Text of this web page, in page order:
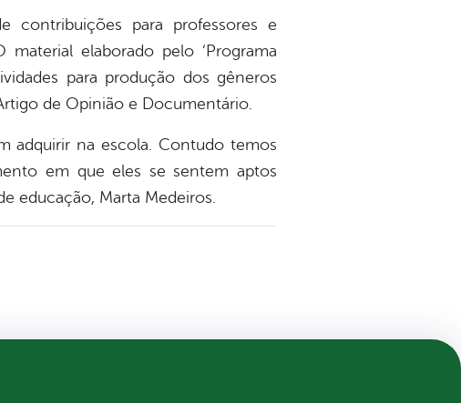
contribuições para professores e
elaborado pelo ‘Programa
para produção dos gêneros
de Opinião e Documentário.
adquirir na escola. Contudo temos
em que eles se sentem aptos
educação, Marta Medeiros.